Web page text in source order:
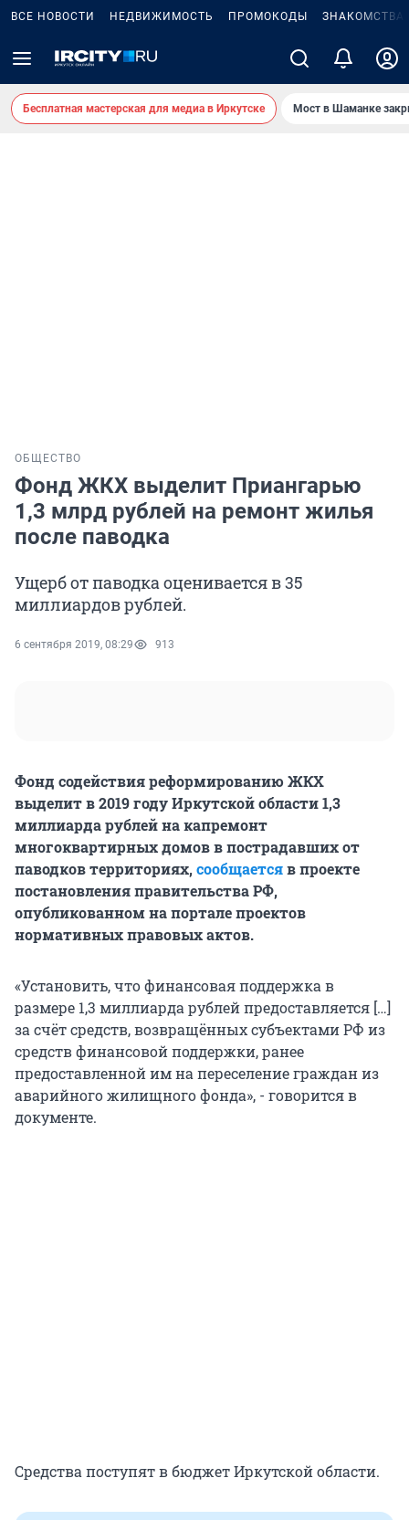
ВСЕ НОВОСТИ НЕДВИЖИМОСТЬ ПРОМОКОДЫ ЗНАКОМСТВА
Бесплатная мастерская для медиа в Иркутске Мост в Шаманке
ОБЩЕСТВО
Фонд ЖКХ выделит Приангарью
1,3 млрд рублей на ремонт жилья
после паводка
Ущерб от паводка оценивается в 35
миллиардов рублей.
6 сентября 2019, 08:29 913
Фонд содействия реформированию ЖКХ
выделит в 2019 году Иркутской области 1,3
миллиарда рублей на капремонт
многоквартирных домов в пострадавших от
паводков территориях,сообщаетсяв проекте
постановления правительства РФ,
опубликованном на портале проектов
нормативных правовых актов.
«Установить, что финансовая поддержка в
размере 1,3 миллиарда рублей предоставляется […]
за счёт средств, возвращённых субъектами РФ из
средств финансовой поддержки, ранее
предоставленной им на переселение граждан из
аварийного жилищного фонда», - говорится в
документе.
Средства поступят в бюджет Иркутской области.